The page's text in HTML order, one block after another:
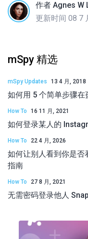
作者 Agnes W
更新时间 08 7
mSpy 精选
mSpy Updates 13 4 月, 2018
如何用 5 个简单步骤
How To 16 11 月, 2021
如何登录某人的
How To 22 4 月, 2026
如何让别人看到你是
指南
How To 27 8 月, 2021
无需密码登录他人